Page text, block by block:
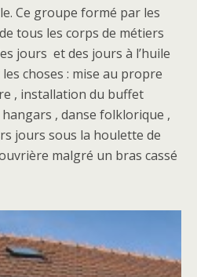
Ce groupe formé par les
tous les corps de métiers
jours et des jours à l’huile
choses : mise au propre
, installation du buffet
hangars , danse folklorique ,
jours sous la houlette de
malgré un bras cassé